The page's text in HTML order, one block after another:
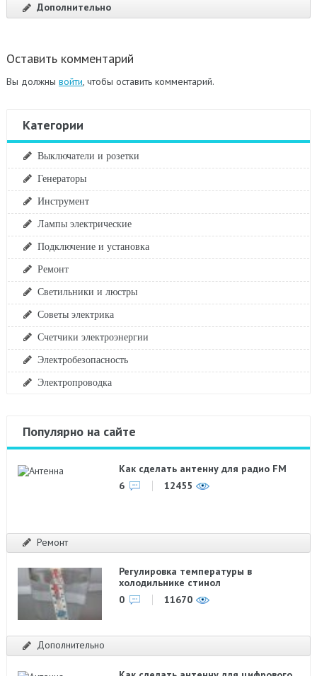
Дополнительно
Оставить комментарий
Вы должны войти , чтобы оставить комментарий.
Категории
Выключатели и розетки
Генераторы
Инструмент
Лампы электрические
Подключение и установка
Ремонт
Светильники и люстры
Советы электрика
Счетчики электроэнергии
Электробезопасность
Электропроводка
Популярно на сайте
Как сделать антенну для радио FM
6
12455
Ремонт
Регулировка температуры в
холодильнике стинол
0
11670
Дополнительно